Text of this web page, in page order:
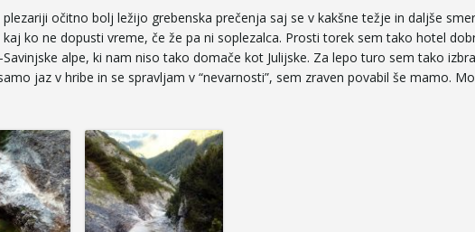
očitno bolj ležijo grebenska prečenja saj se v kakšne težje in daljše
ko ne dopusti vreme, če že pa ni soplezalca. Prosti torek sem tako hotel
alpe, ki nam niso tako domače kot Julijske. Za lepo turo sem tako
jaz v hribe in se spravljam v “nevarnosti”, sem zraven povabil še mamo.